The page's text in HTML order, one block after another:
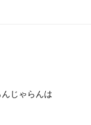
じゃらんは